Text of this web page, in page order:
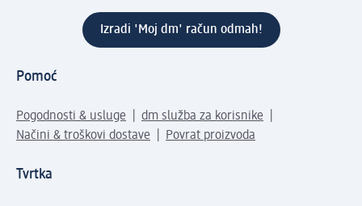
Izradi 'Moj dm' račun odmah!
Pomoć
Pogodnosti & usluge
dm služba za korisnike
Načini & troškovi dostave
Povrat proizvoda
Tvrtka